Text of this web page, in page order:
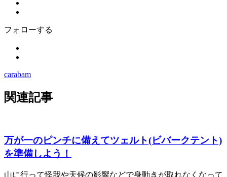
フォローする
carabam
関連記事
万が一のピンチに備えてツェルト(ビバークテント)
を準備しよう！
山に行って怪我や天候の影響などで身動きが取れなくなって